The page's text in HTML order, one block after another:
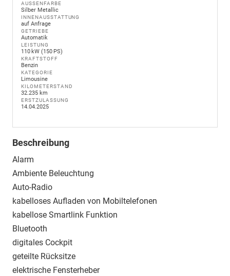
AUSSENFARBE
Silber Metallic
INNENAUSSTATTUNG
auf Anfrage
GETRIEBE
Automatik
LEISTUNG
110 kW (150 PS)
KRAFTSTOFF
Benzin
KATEGORIE
Limousine
KILOMETERSTAND
32.235 km
ERSTZULASSUNG
14.04.2025
Beschreibung
Alarm
Ambiente Beleuchtung
Auto-Radio
kabelloses Aufladen von Mobiltelefonen
kabellose Smartlink Funktion
Bluetooth
digitales Cockpit
geteilte Rücksitze
elektrische Fensterheber